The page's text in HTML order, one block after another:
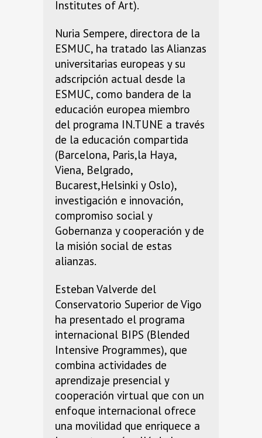
Institutes of Art).
Nuria Sempere, directora de la
ESMUC, ha tratado las Alianzas
universitarias europeas y su
adscripción actual desde la
ESMUC, como bandera de la
educación europea miembro
del programa IN.TUNE a través
de la educación compartida
(Barcelona, Paris,la Haya,
Viena, Belgrado,
Bucarest,Helsinki y Oslo),
investigación e innovación,
compromiso social y
Gobernanza y cooperación y de
la misión social de estas
alianzas.
Esteban Valverde del
Conservatorio Superior de Vigo
ha presentado el programa
internacional BIPS (Blended
Intensive Programmes), que
combina actividades de
aprendizaje presencial y
cooperación virtual que con un
enfoque internacional ofrece
una movilidad que enriquece a